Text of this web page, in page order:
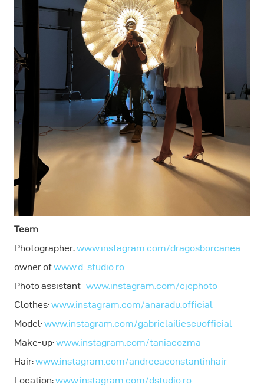
Team
Photographer:www.instagram.com/dragosborcanea
owner ofwww.d-studio.ro
Photo assistant :www.instagram.com/cjcphoto
Clothes:www.instagram.com/anaradu.official
Model:www.instagram.com/gabrielailiescuofficial
Make-up:www.instagram.com/taniacozma
Hair:www.instagram.com/andreeaconstantinhair
Location:www.instagram.com/dstudio.ro